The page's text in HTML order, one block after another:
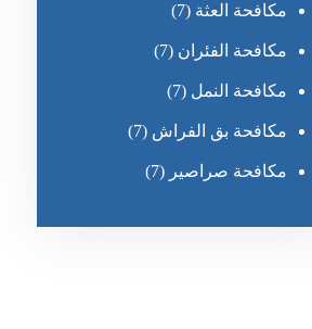
مكافحة العثة (7)
مكافحة الفئران (7)
مكافحة النمل (7)
مكافحة بق الفراش (7)
مكافحة صراصير (7)